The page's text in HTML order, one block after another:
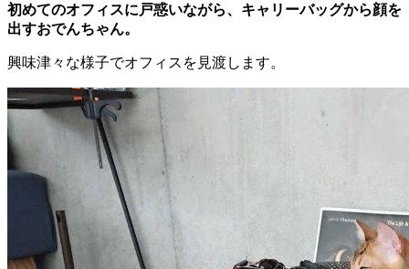
初めてのオフィスに戸惑いながら、キャリーバッグから顔を
出すおでんちゃん。
興味津々な様子でオフィスを見渡します。